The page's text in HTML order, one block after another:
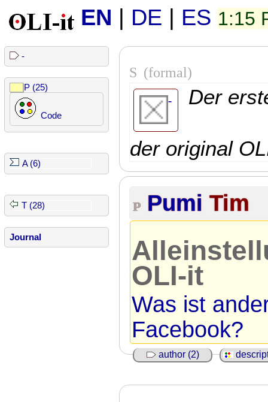
EN | DE | ES 1:15
-
P (25)
Code
A (6)
T (28)
Journal
S (formal)
- Der
der original
P PumiTim
OLI-it
Was ist
Facebook?
author (2)